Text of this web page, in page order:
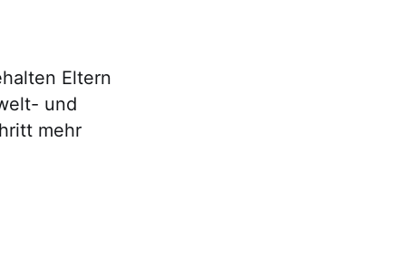
Eltern
und
mehr